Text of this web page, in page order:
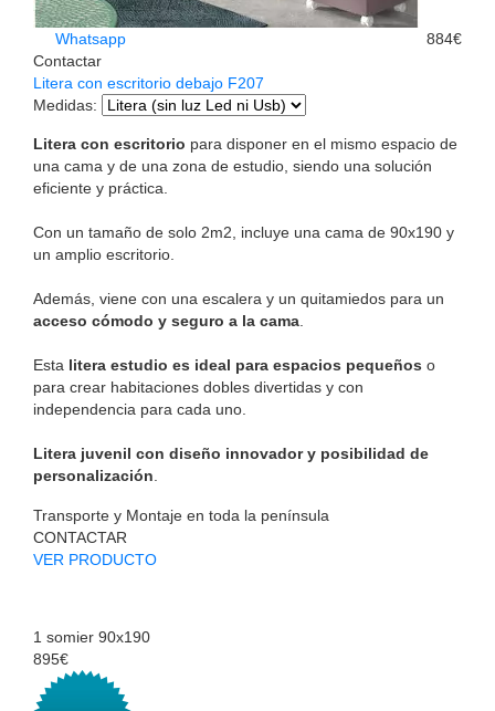
Whatsapp
Contactar
884€
Litera con escritorio debajo F207
Medidas:
Litera con escritorio para disponer en el mismo espacio de
una cama y de una zona de estudio, siendo una solución
eficiente y práctica.
Con un tamaño de solo 2m2, incluye una cama de 90x190 y
un amplio escritorio.
Además, viene con una escalera y un quitamiedos para un
acceso cómodo y seguro a la cama
Esta litera estudio es ideal para espacios pequeños o
para crear habitaciones dobles divertidas y con
independencia para cada uno.
Litera juvenil con diseño innovador y posibilidad de
personalización
Transporte y Montaje en toda la península
CONTACTAR
VER PRODUCTO
1 somier 90x190
895€